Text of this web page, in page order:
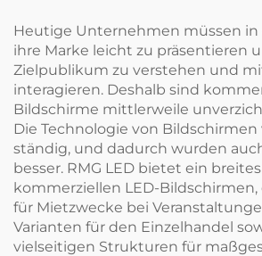
Heutige Unternehmen müssen in
ihre Marke leicht zu präsentieren
Zielpublikum zu verstehen und
interagieren. Deshalb sind
Bildschirme mittlerweile
Die Technologie von Bildschirmen
ständig, und dadurch wurden
besser. RMG LED bietet ein
kommerziellen LED-
für Mietzwecke bei
Varianten für den Einzelhandel
vielseitigen Strukturen für